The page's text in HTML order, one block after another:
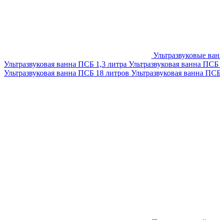
Ультразвуковые
Ультразвуковая ванна ПСБ 1,3 литра Ультразвуковая ванна
Ультразвуковая ванна ПСБ 18 литров Ультразвуковая ванна